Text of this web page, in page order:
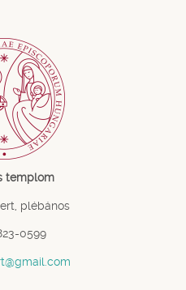
templom
plébános
0599